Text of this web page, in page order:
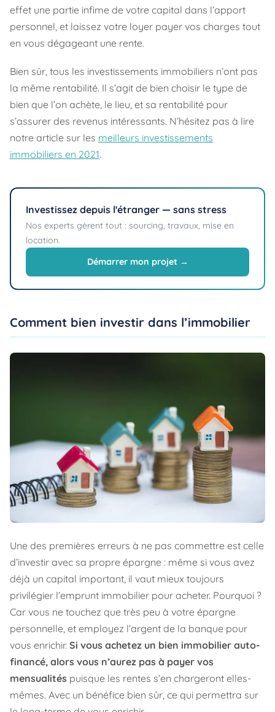
effet une partie infime de votre capital dans l’apport
personnel, et laissez votre loyer payer vos charges tout
en vous dégageant une rente.
Bien sûr, tous les investissements immobiliers n’ont pas
la même rentabilité. Il s’agit de bien choisir le type de
bien que l’on achète, le lieu, et sa rentabilité pour
s’assurer des revenus intéressants. N’hésitez pas à lire
notre article sur les meilleurs investissements
immobiliers en 2021.
Investissez depuis l'étranger — sans stress
Nos experts gèrent tout : sourcing, travaux, mise en
location.
Démarrer mon projet →
Comment bien investir dans l’immobilier
Une des premières erreurs à ne pas commettre est celle
d’investir avec sa propre épargne : même si vous avez
déjà un capital important, il vaut mieux toujours
privilégier l’emprunt immobilier pour acheter. Pourquoi ?
Car vous ne touchez que très peu à votre épargne
personnelle, et employez l’argent de la banque pour
vous enrichir. Si vous achetez un bien immobilier auto-
financé, alors vous n’aurez pas à payer vos
mensualités puisque les rentes s’en chargeront elles-
mêmes. Avec un bénéfice bien sûr, ce qui permettra sur